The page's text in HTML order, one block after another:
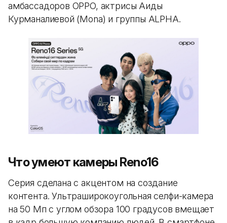
амбассадоров OPPO, актрисы Аиды
Курманалиевой (Mona) и группы ALPHA.
Что умеют камеры Reno16
Серия сделана с акцентом на создание
контента. Ультраширокоугольная селфи-камера
на 50 Мп с углом обзора 100 градусов вмещает